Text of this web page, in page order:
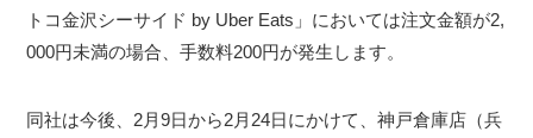
トコ金沢シーサイド by Uber Eats」においては注文金額が2,
000円未満の場合、手数料200円が発生します。
同社は今後、2月9日から2月24日にかけて、神戸倉庫店（兵